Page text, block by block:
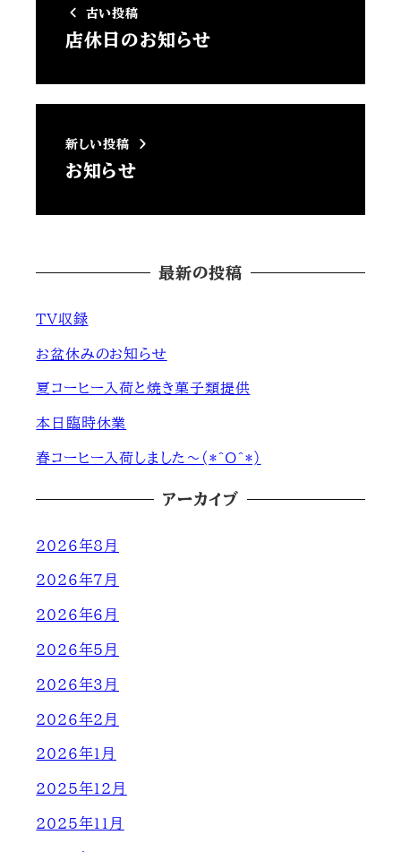
古い投稿
店休日のお知らせ
新しい投稿
お知らせ
最新の投稿
ＴＶ収録
お盆休みのお知らせ
夏コーヒー入荷と焼き菓子類提供
本日臨時休業
春コーヒー入荷しました～(*^O^*)
アーカイブ
2026年8月
2026年7月
2026年6月
2026年5月
2026年3月
2026年2月
2026年1月
2025年12月
2025年11月